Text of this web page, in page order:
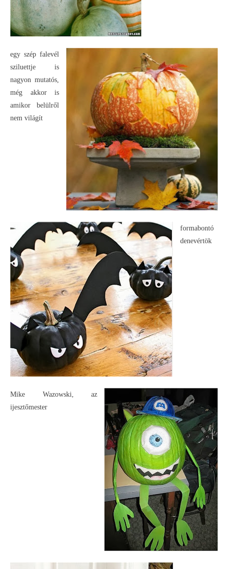
egy szép falevél
sziluettje is
nagyon mutatós,
még akkor is
amikor belülről
nem világít
formabontó
denevértök
Mike Wazowski, az
ijesztőmester